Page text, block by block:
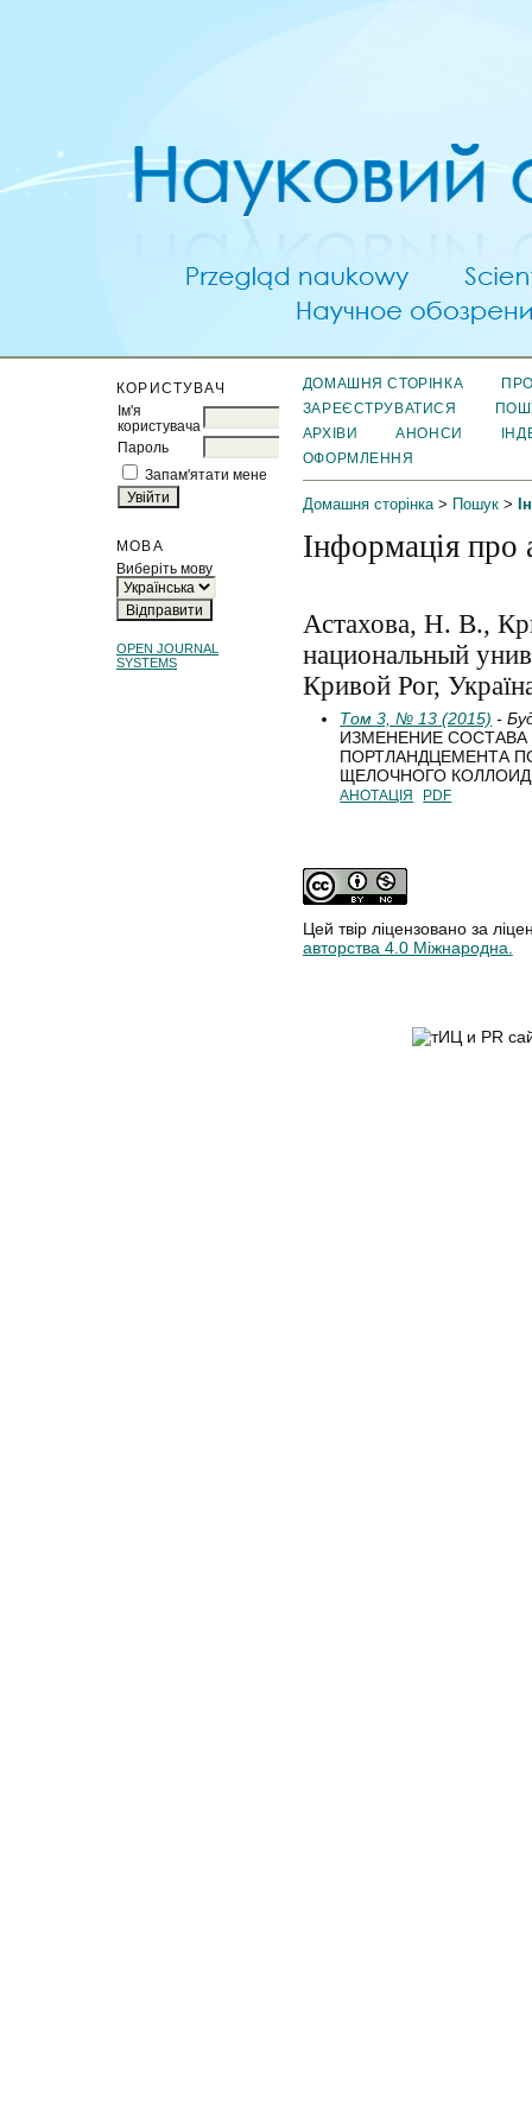
КОРИСТУВАЧ
Ім'я
користувача
Пароль
Запам'ятати мене
МОВА
Виберіть мову
OPEN JOURNAL
SYSTEMS
ДОМАШНЯ СТОРІНКА
ЗАРЕЄСТРУВАТИСЯ
АРХІВИ
АНОНСИ
ОФОРМЛЕННЯ
Домашня сторінка> Пошук>
Інформація про
Астахова, Н. В.,
национальный
Кривой Рог,
Том 3, № 13 (2015) -
ИЗМЕНЕНИЕ СОСТАВА
ПОРТЛАНДЦЕМЕНТА
ЩЕЛОЧНОГО
АНОТАЦІЯ PDF
Цей твір ліцензовано за
авторства 4.0 Міжнародна.